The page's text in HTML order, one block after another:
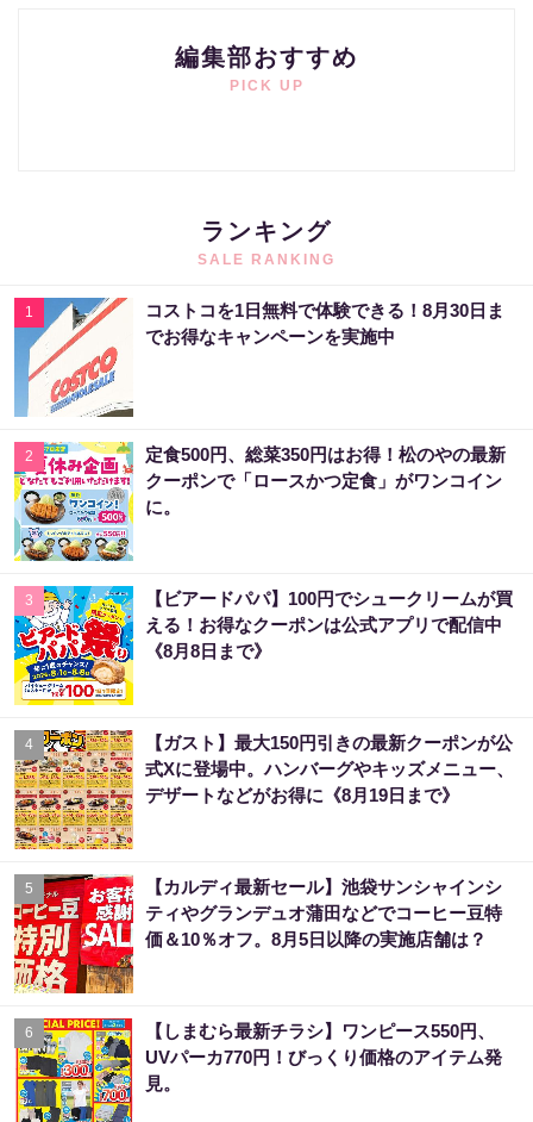
編集部おすすめ
PICK UP
ランキング
SALE RANKING
1
コストコを1日無料で体験できる！8月30日ま
でお得なキャンペーンを実施中
2
定食500円、総菜350円はお得！松のやの最新
クーポンで「ロースかつ定食」がワンコイン
に。
3
【ビアードパパ】100円でシュークリームが買
える！お得なクーポンは公式アプリで配信中
《8月8日まで》
4
【ガスト】最大150円引きの最新クーポンが公
式Xに登場中。ハンバーグやキッズメニュー、
デザートなどがお得に《8月19日まで》
5
【カルディ最新セール】池袋サンシャインシ
ティやグランデュオ蒲田などでコーヒー豆特
価＆10％オフ。8月5日以降の実施店舗は？
6
【しまむら最新チラシ】ワンピース550円、
UVパーカ770円！びっくり価格のアイテム発
見。